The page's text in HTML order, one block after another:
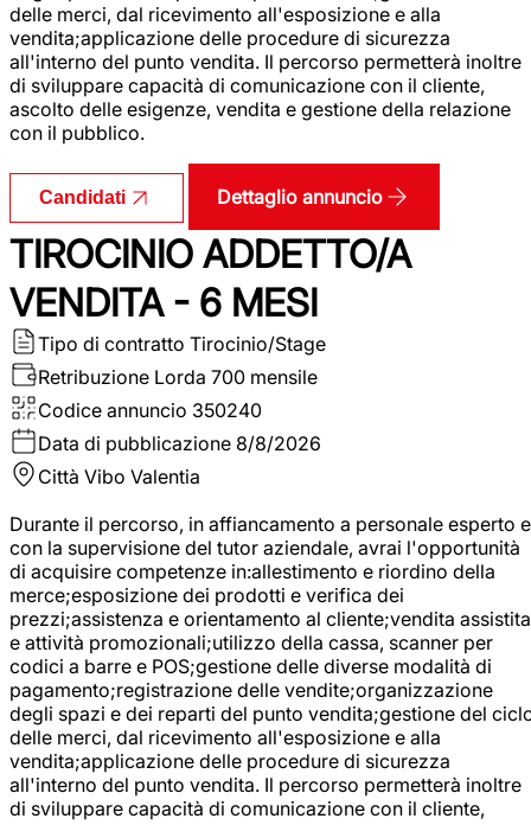
delle merci, dal ricevimento all'esposizione e alla
vendita;applicazione delle procedure di sicurezza
all'interno del punto vendita. Il percorso permetterà inoltre
di sviluppare capacità di comunicazione con il cliente,
ascolto delle esigenze, vendita e gestione della relazione
con il pubblico.
Candidati Dettaglio annuncio
TIROCINIO ADDETTO/A
VENDITA - 6 MESI
Tipo di contratto Tirocinio/Stage
Retribuzione Lorda 700 mensile
Codice annuncio 350240
Data di pubblicazione 8/8/2026
Città Vibo Valentia
Durante il percorso, in affiancamento a personale esperto e
con la supervisione del tutor aziendale, avrai l'opportunità
di acquisire competenze in:allestimento e riordino della
merce;esposizione dei prodotti e verifica dei
prezzi;assistenza e orientamento al cliente;vendita assistita
e attività promozionali;utilizzo della cassa, scanner per
codici a barre e POS;gestione delle diverse modalità di
pagamento;registrazione delle vendite;organizzazione
degli spazi e dei reparti del punto vendita;gestione del
delle merci, dal ricevimento all'esposizione e alla
vendita;applicazione delle procedure di sicurezza
all'interno del punto vendita. Il percorso permetterà inoltre
di sviluppare capacità di comunicazione con il cliente,